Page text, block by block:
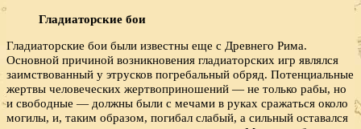
Гладиаторские бои
Гладиаторские бои были известны еще с Древнего Рима.
Основной причиной возникновения гладиаторских игр являлся
заимствованный у этрусков погребальный обряд. Потенциальные
жертвы человеческих жертвоприношений — не только рабы, но
и свободные — должны были с мечами в руках сражаться около
могилы, и, таким образом, погибал слабый, а сильный оставался